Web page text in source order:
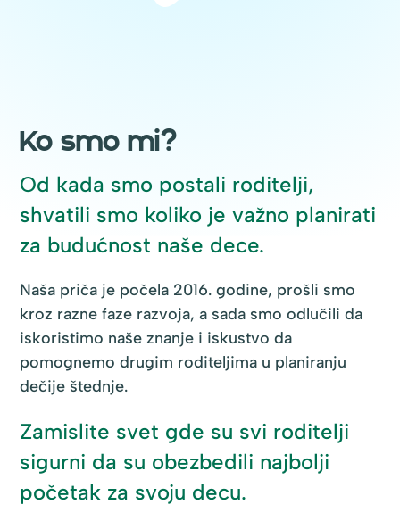
Ko smo mi?
Od kada smo postali roditelji,
shvatili smo koliko je važno planirati
za budućnost naše dece.
Naša priča je počela 2016. godine, prošli smo
kroz razne faze razvoja, a sada smo odlučili da
iskoristimo naše znanje i iskustvo da
pomognemo drugim roditeljima u planiranju
dečije štednje.
Zamislite svet gde su svi roditelji
sigurni da su obezbedili najbolji
početak za svoju decu.